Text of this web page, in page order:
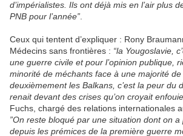
d’impérialistes. Ils ont déjà mis en l’air plus
PNB pour l’année”
Ceux qui tentent d’expliquer : Rony
Médecins sans frontières : “la Yougoslavie,
une guerre civile et pour l’opinion publique,
minorité de méchants face à une majorité
deuxièmement les Balkans, c’est la peur du
renait devant des crises qu’on croyait
Fuchs, chargé des relations internationales
”On reste bloqué par une situation dont on a
depuis les prémices de la première guerre